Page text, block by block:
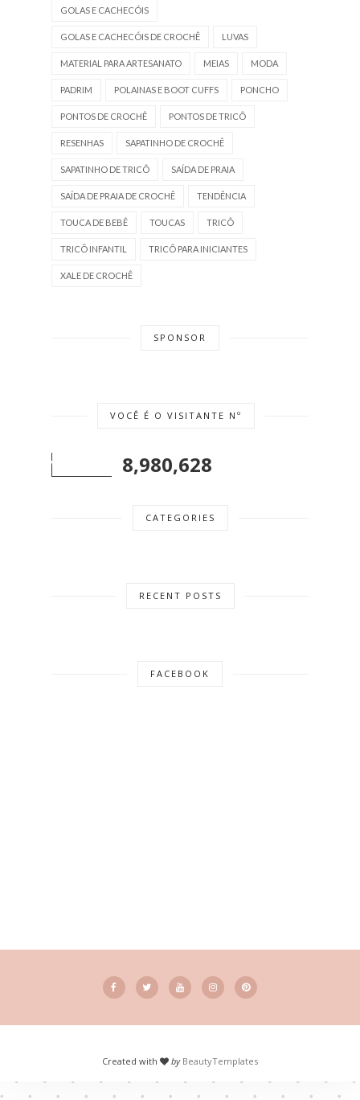
GOLAS E CACHECÓIS
GOLAS E CACHECÓIS DE CROCHÊ LUVAS
MATERIAL PARA ARTESANATO MEIAS MODA
PADRIM POLAINAS E BOOT CUFFS PONCHO
PONTOS DE CROCHÊ PONTOS DE TRICÔ
RESENHAS SAPATINHO DE CROCHÊ
SAPATINHO DE TRICÔ SAÍDA DE PRAIA
SAÍDA DE PRAIA DE CROCHÊ TENDÊNCIA
TOUCA DE BEBÊ TOUCAS TRICÔ
TRICÔ INFANTIL TRICÔ PARA INICIANTES
XALE DE CROCHÊ
SPONSOR
VOCÊ É O VISITANTE Nº
8,980,628
CATEGORIES
RECENT POSTS
FACEBOOK
Created with by BeautyTemplates